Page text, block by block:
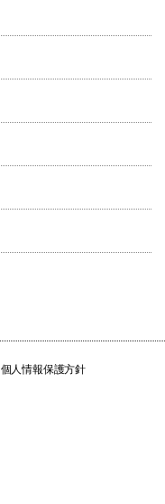
個人情報保護方針